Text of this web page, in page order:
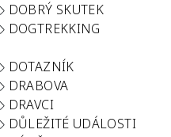
DOBRÝ SKUTEK
DOGTREKKING
DOTAZNÍK
DRABOVA
DRAVCI
DŮLEŽITÉ UDÁLOSTI